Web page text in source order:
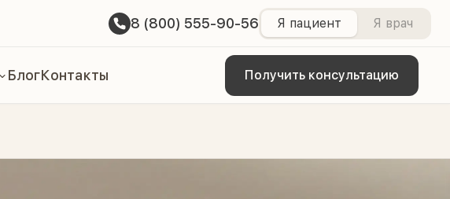
8 (800) 555-90-56 Я пациент Я врач
БлогКонтакты Получить консультацию